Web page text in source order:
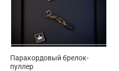
Паракордовый брелок-
пуллер